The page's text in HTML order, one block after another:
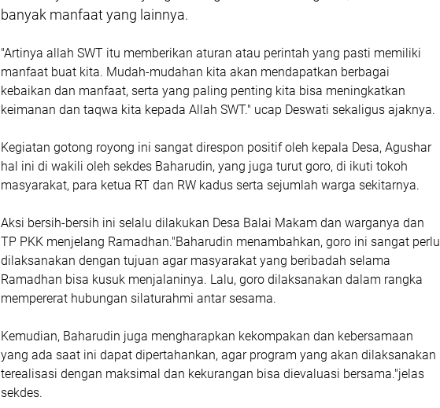
banyak manfaat yang lainnya.
"Artinya allah SWT itu memberikan aturan atau perintah yang pasti memiliki
manfaat buat kita. Mudah-mudahan kita akan mendapatkan berbagai
kebaikan dan manfaat, serta yang paling penting kita bisa meningkatkan
keimanan dan taqwa kita kepada Allah SWT." ucap Deswati sekaligus ajaknya.
Kegiatan gotong royong ini sangat direspon positif oleh kepala Desa, Agushar
hal ini di wakili oleh sekdes Baharudin, yang juga turut goro, di ikuti tokoh
masyarakat, para ketua RT dan RW kadus serta sejumlah warga sekitarnya.
Aksi bersih-bersih ini selalu dilakukan Desa Balai Makam dan warganya dan
TP PKK menjelang Ramadhan."Baharudin menambahkan, goro ini sangat perlu
dilaksanakan dengan tujuan agar masyarakat yang beribadah selama
Ramadhan bisa kusuk menjalaninya. Lalu, goro dilaksanakan dalam rangka
mempererat hubungan silaturahmi antar sesama.
Kemudian, Baharudin juga mengharapkan kekompakan dan kebersamaan
yang ada saat ini dapat dipertahankan, agar program yang akan dilaksanakan
terealisasi dengan maksimal dan kekurangan bisa dievaluasi bersama."jelas
sekdes.